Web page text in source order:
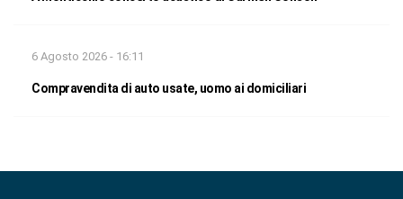
6 Agosto 2026 - 16:11
Compravendita di auto usate, uomo ai domiciliari